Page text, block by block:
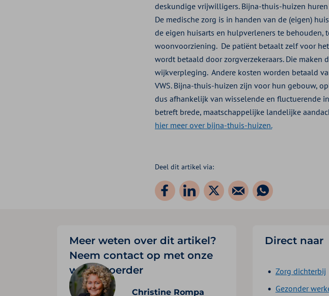
deskundige vrijwilligers. Bijna-thuis-huizen
De medische zorg is in handen van de (eigen)
de eigen huisarts en hulpverleners te
woonvoorziening. De patiënt betaalt zelf voor
wordt betaald door zorgverzekeraars. Die
wijkverpleging. Andere kosten worden betaald
VWS. Bijna-thuis-huizen zijn voor hun gebouw,
dus afhankelijk van wisselende en fluctuerende
betreft brede, maatschappelijke landelijke
hier meer over bijna-thuis-huizen.
Deel dit artikel via:
Meer weten over dit artikel?
Neem contact op met onze
woordvoerder
Christine Rompa
Direct naar
Zorg dichterbij
Gezonder